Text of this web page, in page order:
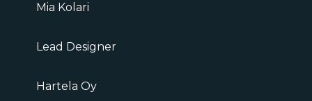
Mia Kolari
Lead Designer
Hartela Oy